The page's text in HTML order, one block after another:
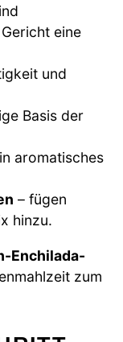
eine
und
Basis der
aromatisches
– fügen
hinzu.
Enchilada-
zum